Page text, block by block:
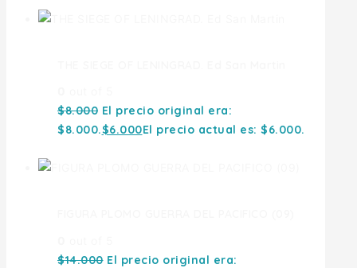
$8.000 El precio original era:
$8.000.$6.000El precio actual es: $6.000.
$14.000 El precio original era: